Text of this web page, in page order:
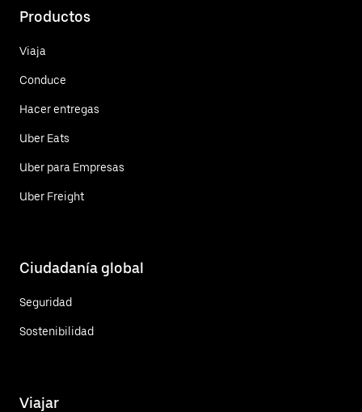
Productos
Viaja
Conduce
Hacer entregas
Uber Eats
Uber para Empresas
Uber Freight
Ciudadanía global
Seguridad
Sostenibilidad
Viajar